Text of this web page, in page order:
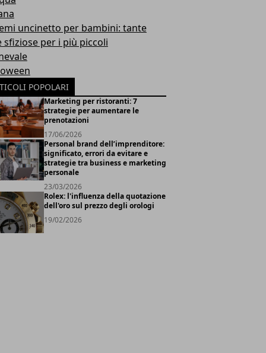
uncinetto per bambini: tante
sfiziose per i più piccoli
POPOLARI
Marketing per ristoranti: 7
strategie per aumentare le
prenotazioni
17/06/2026
Personal brand dell’imprenditore:
significato, errori da evitare e
strategie tra business e marketing
personale
23/03/2026
Rolex: l'influenza della quotazione
dell'oro sul prezzo degli orologi
19/02/2026